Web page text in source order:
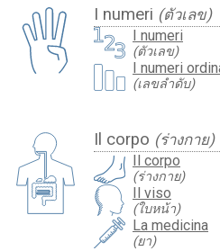
I numeri (ตัวเลข)
I numeri
(ตัวเลข)
I numeri
(เลขลำดับ)
Il corpo (ร่างกาย)
Il corpo
(ร่างกาย)
Il viso
(ใบหน้า)
La medicina
(ยา)